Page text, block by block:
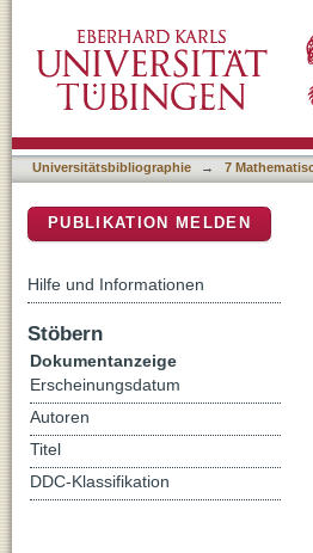
Universitätsbibliographie → 7
PUBLIKATION MELDEN
Hilfe und Informationen
Stöbern
Dokumentanzeige
Erscheinungsdatum
Autoren
Titel
DDC-Klassifikation